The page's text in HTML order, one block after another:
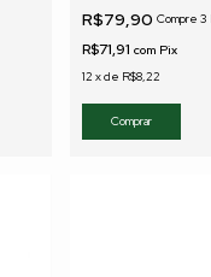
R$79,90Compre
R$71,91com Pix
12 xde R$8,22